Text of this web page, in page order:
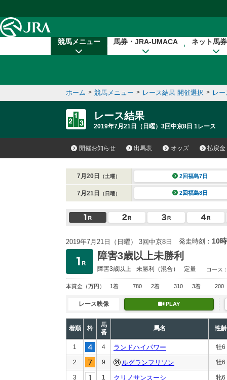
競馬メニュー 馬券・JRA-UMACA ネット馬
ホーム > 競馬メニュー > レース結果 開催選択 > レ
レース結果
2019年7月21日（日曜）3回中京8日 1レース
開催お知らせ 出馬表 オッズ 払戻金
7月20日 （土曜） 2回福島7日
7月21日 （日曜） 2回福島8日
2019年7月21日（日曜） 3回中京8日 発走時刻： 10
障害3歳以上未勝利
障害3歳以上 未勝利 （混合） 定量 コース
本賞金 （万円） 1着 780 2着 310 3着 200
レース映像 PLAY
着順 枠
馬
番
馬名 性齢
1 4 ランドハイパワー 牡6
2 9 ルグランフリソン 牡6
3 1 クリノサンスーシ 牝6